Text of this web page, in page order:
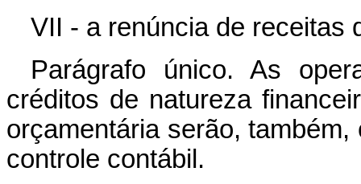
VII - a renúncia de receitas
Parágrafo único. As
créditos de natureza
orçamentária serão,
controle contábil.